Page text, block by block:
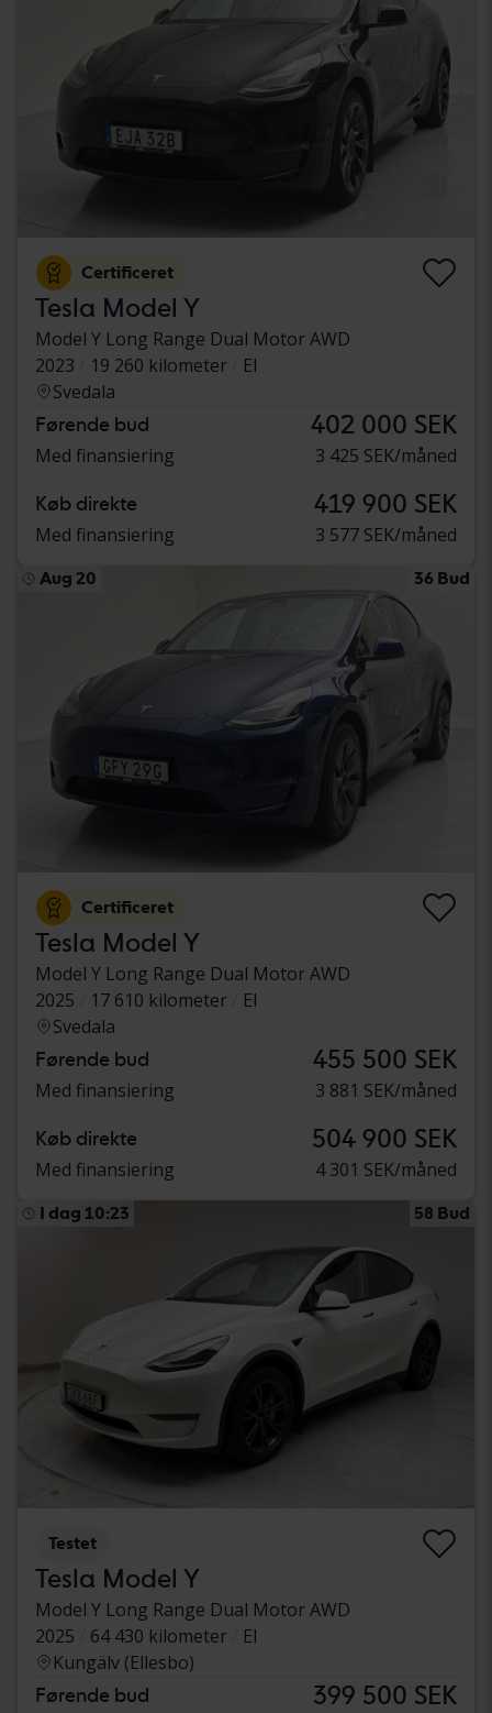
Certificeret
Tesla Model Y
Model Y Long Range Dual Motor AWD
2023
19 260 kilometer
El
Svedala
Førende bud 402 000 SEK
Med finansiering 3 425 SEK/måned
Køb direkte 419 900 SEK
Med finansiering 3 577 SEK/måned
Aug 20 36 Bud
Certificeret
Tesla Model Y
Model Y Long Range Dual Motor AWD
2025
17 610 kilometer
El
Svedala
Førende bud 455 500 SEK
Med finansiering 3 881 SEK/måned
Køb direkte 504 900 SEK
Med finansiering 4 301 SEK/måned
I dag 10:23 58 Bud
Testet
Tesla Model Y
Model Y Long Range Dual Motor AWD
2025
64 430 kilometer
El
Kungälv (Ellesbo)
Førende bud 399 500 SEK